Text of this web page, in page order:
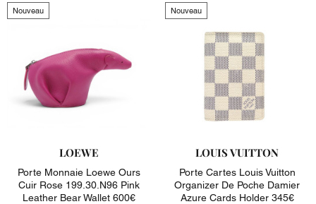
Nouveau
LOEWE
Porte Monnaie Loewe Ours
Cuir Rose 199.30.n96 Pink
Leather Bear Wallet 600€
Nouveau
LOUIS VUITTON
Porte Cartes Louis Vuitton
Organizer De Poche Damier
Azure Cards Holder 345€